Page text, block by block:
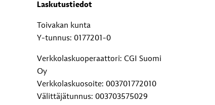
Laskutustiedot
Toivakan kunta
Y-tunnus: 0177201-0
Verkkolaskuoperaattori: CGI Suomi
Oy
Verkkolaskuosoite: 003701772010
Välittäjätunnus: 003703575029